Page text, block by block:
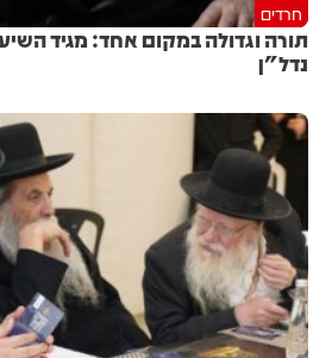
חרדים
תורה וגדולה במקום אחד: מגיד
נדל"ן